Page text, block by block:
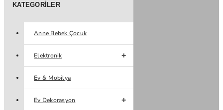
KATEGORILER
Anne Bebek Çocuk
Elektronik
Ev & Mobilya
Ev Dekorasyon